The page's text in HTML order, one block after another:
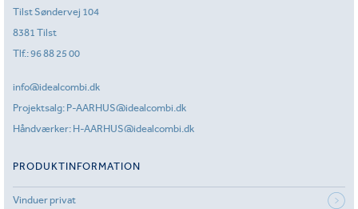
Tilst Søndervej 104
8381 Tilst
Tlf.:96 88 25 00
info@idealcombi.dk
Projektsalg: P-AARHUS@idealcombi.dk
Håndværker: H-AARHUS@idealcombi.dk
PRODUKTINFORMATION
Vinduer privat